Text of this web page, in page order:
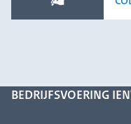
BEDRIJFSVOERING